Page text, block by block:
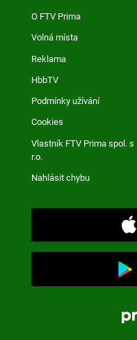
O FTV Prima
Volná místa
Reklama
HbbTV
Podmínky užívání
Cookies
Vlastník FTV Prima spol. s
r.o.
Nahlásit chybu